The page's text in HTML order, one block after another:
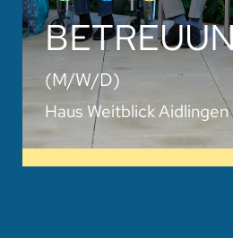
HOTEL
SPENDEN
SUCHE
(M/W/D)
Haus Weitblick Aidlingen